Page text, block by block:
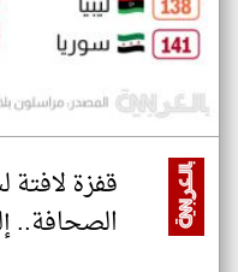
قفزة
الصحافة..